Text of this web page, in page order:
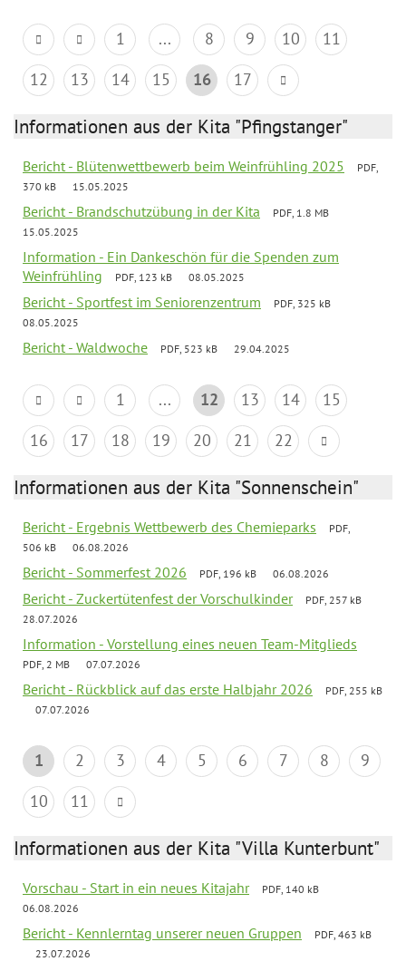
1 ... 8 9 10
11
12
13 14 15 16 17
Informationen aus der Kita "Pfingstanger"
Bericht - Blütenwettbewerb beim Weinfrühling 2025
PDF,
370 kB
15.05.2025
Bericht - Brandschutzübung in der Kita
PDF, 1.8 MB
15.05.2025
Information - Ein Dankeschön für die Spenden zum
Weinfrühling
PDF, 123 kB 08.05.2025
Bericht - Sportfest im Seniorenzentrum
PDF, 325 kB
08.05.2025
Bericht - Waldwoche PDF, 523 kB 29.04.2025
1 ... 12 13 14
15
16
17 18 19 20 21 22
Informationen aus der Kita "Sonnenschein"
Bericht - Ergebnis Wettbewerb des Chemieparks
PDF,
506 kB
06.08.2026
Bericht - Sommerfest 2026 PDF, 196 kB 06.08.2026
Bericht - Zuckertütenfest der Vorschulkinder
PDF, 257 kB
28.07.2026
Information - Vorstellung eines neuen Team-Mitglieds
PDF, 2 MB 07.07.2026
Bericht - Rückblick auf das erste Halbjahr 2026
PDF, 255 kB
07.07.2026
1 2 3 4 5 6 7 8
9
10
11
Informationen aus der Kita "Villa Kunterbunt"
Vorschau - Start in ein neues Kitajahr
PDF, 140 kB
06.08.2026
Bericht - Kennlerntag unserer neuen Gruppen
PDF, 463 kB
23.07.2026